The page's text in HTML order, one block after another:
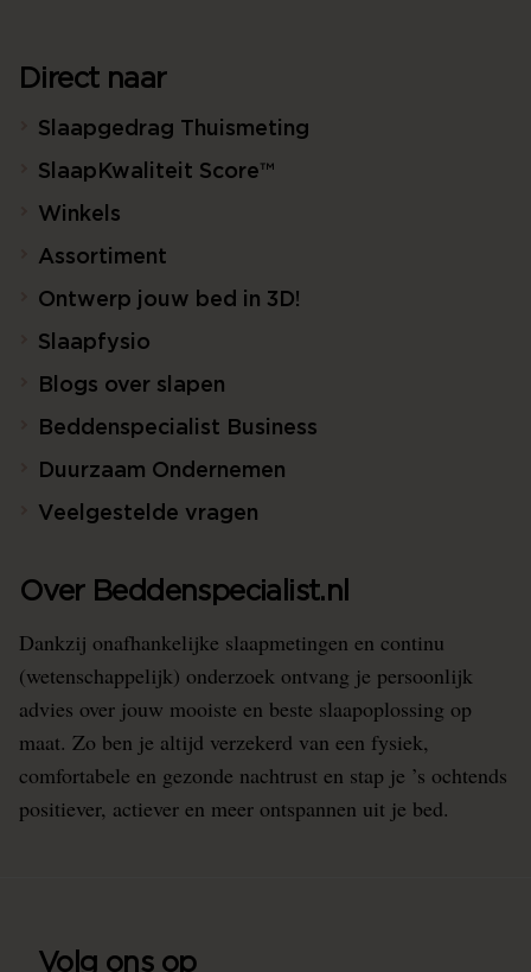
Direct naar
Slaapgedrag Thuismeting
SlaapKwaliteit Score™
Winkels
Assortiment
Ontwerp jouw bed in 3D!
Slaapfysio
Blogs over slapen
Beddenspecialist Business
Duurzaam Ondernemen
Veelgestelde vragen
Over Beddenspecialist.nl
Dankzij onafhankelijke slaapmetingen en continu
(wetenschappelijk) onderzoek ontvang je persoonlijk
advies over jouw mooiste en beste slaapoplossing op
maat. Zo ben je altijd verzekerd van een fysiek,
comfortabele en gezonde nachtrust en stap je ’s ochtends
positiever, actiever en meer ontspannen uit je bed.
Volg ons op